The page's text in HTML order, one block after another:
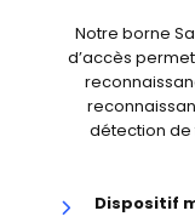
Notre borne
d’accès
détection de
Dispositif